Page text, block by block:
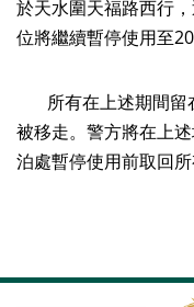
於天水圍天福路西行
位將繼續暫停使用至
所有在上述期間留
被移走。警方將在上
泊處暫停使用前取回所